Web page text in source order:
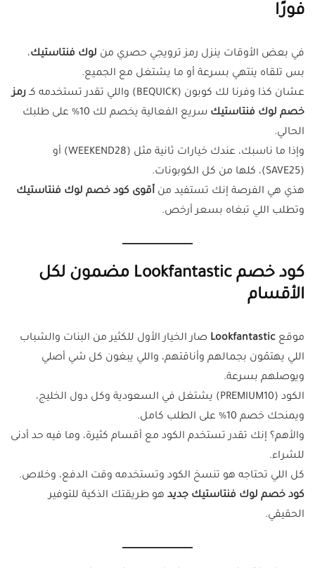
فورًا
في بعض الأوقات ينزل رمز ترويجي حصري من لوك فنتاستيك،
بس تلقاه ينتهي بسرعة أو ما يشتغل مع الجميع.
عشان كذا وفرنا لك كوبون (BEQUICK) واللي تقدر تستخدمه كـ
رمز
خصم لوك فنتاستيك
سريع الفعالية يخصم لك 10% على طلبك
الحالي.
وإذا ما ناسبك، عندك خيارات ثانية مثل (WEEKEND28) أو
(SAVE25)، كلها من كل الكوبونات.
هذي هي الفرصة إنك تستفيد من أقوى كود خصم لوك فنتاستيك
وتطلب اللي تبغاه بسعر أرخص.
كود خصم Lookfantastic مضمون لكل
الأقسام
موقع Lookfantastic صار الخيار الأول للكثير من البنات والشباب
اللي يهتمّون بجمالهم وأناقتهم، واللي يبغون كل شي أصلي
ويوصلهم بسرعة.
الكود (PREMIUM10) يشتغل في السعودية وكل دول الخليج،
ويمنحك خصم 10% على الطلب كامل.
والأهم؟ إنك تقدر تستخدم الكود مع أقسام كثيرة، وما فيه حد أدنى
للشراء.
كل اللي تحتاجه هو تنسخ الكود وتستخدمه وقت الدفع، وخلاص.
كود خصم لوك فنتاستيك جديد هو طريقتك الذكية للتوفير
الحقيقي.